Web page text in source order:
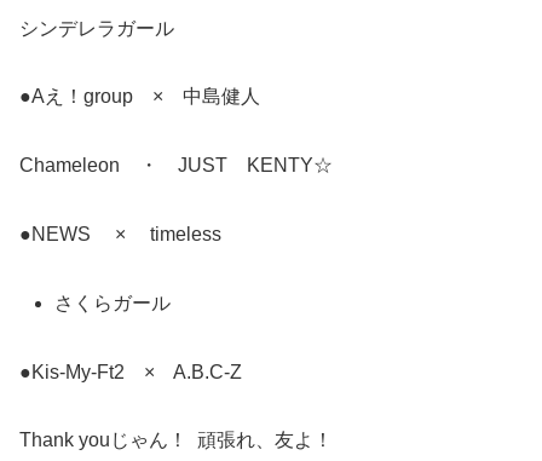
シンデレラガール
●Aえ！group × 中島健人
Chameleon ・ JUST KENTY☆
●NEWS × timeless
さくらガール
●Kis-My-Ft2 × A.B.C-Z
Thank youじゃん！ 頑張れ、友よ！